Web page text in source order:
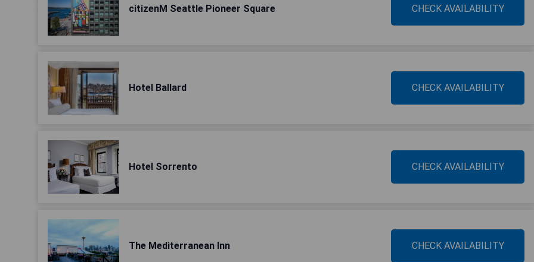
citizenM Seattle Pioneer Square CHECK AVAILABILITY
Hotel Ballard CHECK AVAILABILITY
Hotel Sorrento CHECK AVAILABILITY
The Mediterranean Inn CHECK AVAILABILITY